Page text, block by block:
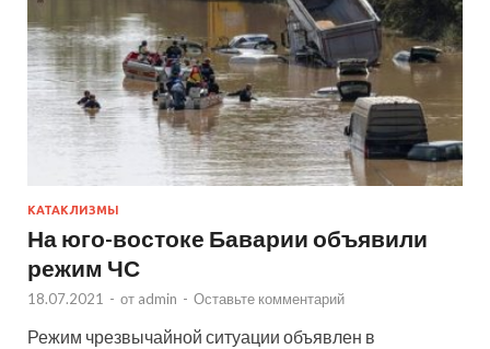
КАТАКЛИЗМЫ
На юго-востоке Баварии объявили
режим ЧС
18.07.2021 - от admin - Оставьте комментарий
Режим чрезвычайной ситуации объявлен в